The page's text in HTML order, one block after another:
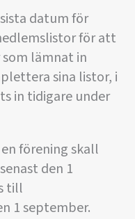
datum för
för att
lämnat in
sina listor, i
in tidigare under
förening skall
den 1
till
1 september.